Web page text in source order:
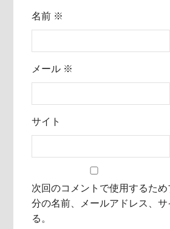
名前 ※
メール ※
サイト
次回のコメントで使用するた
分の名前、メールアドレス、
る。